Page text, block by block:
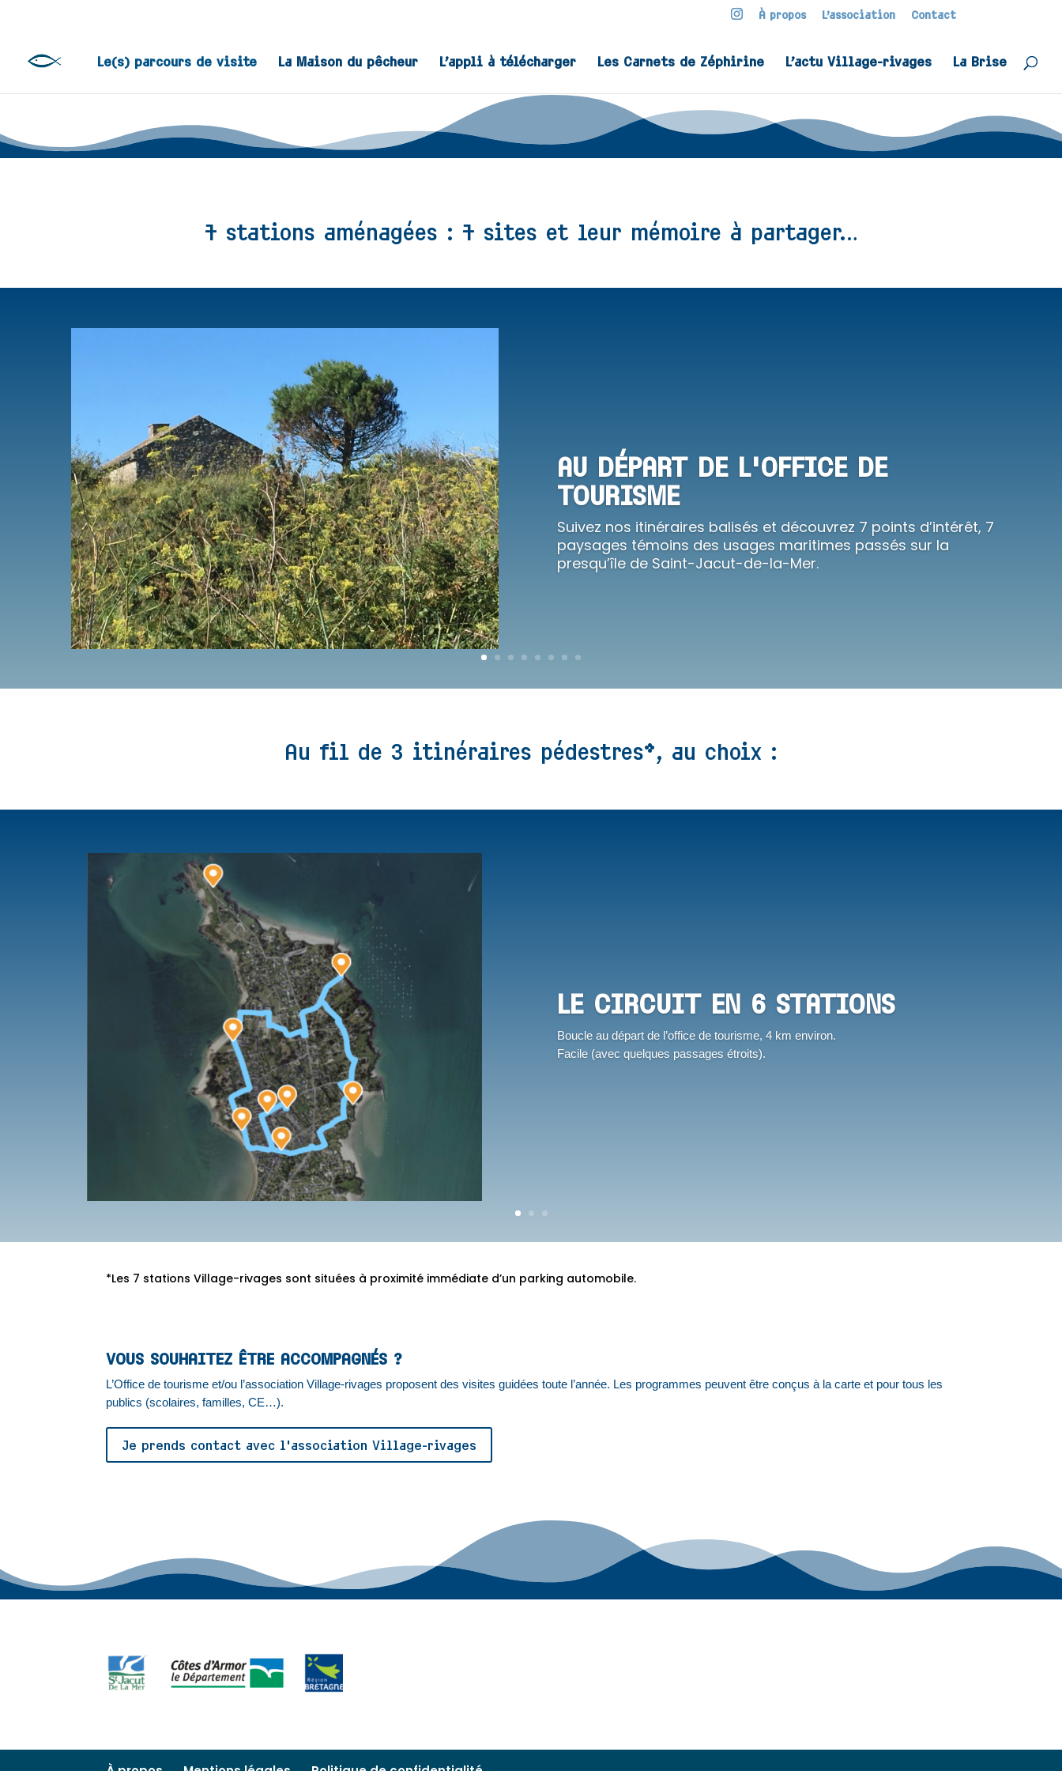
À propos L’association Contact
Le(s) parcours de visite La Maison du pêcheur L’appli à télécharger Les Carnets de Zéphirine L’actu Village-rivages La Brise
7 stations aménagées : 7 sites et leur mémoire à partager…
AU DÉPART DE L'OFFICE DE
TOURISME
Suivez nos itinéraires balisés et découvrez 7 points d’intérêt, 7
paysages témoins des usages maritimes passés sur la
presqu’île de Saint-Jacut-de-la-Mer.
Au fil de 3 itinéraires pédestres*, au choix :
LE CIRCUIT EN 6 STATIONS
Boucle au départ de l’office de tourisme, 4 km environ.
Facile (avec quelques passages étroits).
*Les 7 stations Village-rivages sont situées à proximité immédiate d’un parking automobile.
VOUS SOUHAITEZ ÊTRE ACCOMPAGNÉS ?
L’Office de tourisme et/ou l’association Village-rivages proposent des visites guidées toute l’année. Les programmes peuvent être conçus à la carte et pour tous les
publics (scolaires, familles, CE…).
Je prends contact avec l'association Village-rivages